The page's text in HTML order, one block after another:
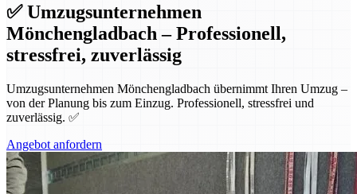
✅ Umzugsunternehmen
Mönchengladbach – Professionell,
stressfrei, zuverlässig
Umzugsunternehmen Mönchengladbach übernimmt Ihren Umzug –
von der Planung bis zum Einzug. Professionell, stressfrei und
zuverlässig. ✅
Angebot anfordern